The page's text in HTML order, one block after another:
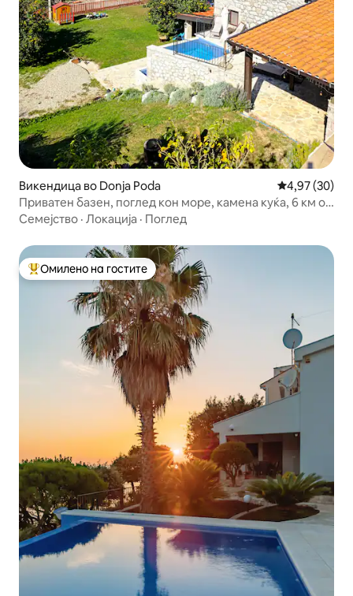
Викендица во Donja Poda Просечна
4,97 (30)
Приватен базен, поглед кон море, камена куќа, 6 км од
Стариот Бар
Семејство · Локација · Поглед
Меѓу најуспешните „Омилени на гостите“
Омилено на гостите